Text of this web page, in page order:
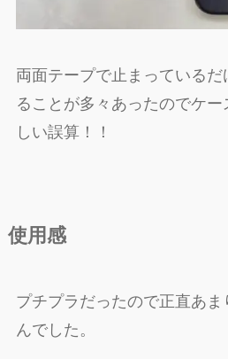
両面テープで止まっている
ることが多々あったのでケ
しい誤算！！
使用感
プチプラだったので正直あ
んでした。